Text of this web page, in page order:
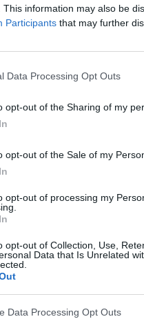
This information may also be
Participants that may further
Data Processing Opt Outs
opt-out of the Sharing of my
opt-out of the Sale of my
opt-out of processing my
opt-out of Collection, Use,
Data that Is Unrelated
Data Processing Opt Outs
fałdów błony
się najczęściej
się operacje
innymi plastykę
kobiet, u których
podwieszające
moczowy i cewkę
nazywane jako
duża, dodatkowo